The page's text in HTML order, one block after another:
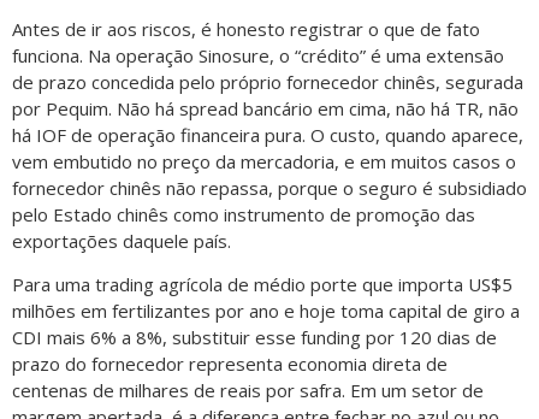
Antes de ir aos riscos, é honesto registrar o que de fato
funciona. Na operação Sinosure, o “crédito” é uma extensão
de prazo concedida pelo próprio fornecedor chinês, segurada
por Pequim. Não há spread bancário em cima, não há TR, não
há IOF de operação financeira pura. O custo, quando aparece,
vem embutido no preço da mercadoria, e em muitos casos o
fornecedor chinês não repassa, porque o seguro é subsidiado
pelo Estado chinês como instrumento de promoção das
exportações daquele país.
Para uma trading agrícola de médio porte que importa US$5
milhões em fertilizantes por ano e hoje toma capital de giro a
CDI mais 6% a 8%, substituir esse funding por 120 dias de
prazo do fornecedor representa economia direta de
centenas de milhares de reais por safra. Em um setor de